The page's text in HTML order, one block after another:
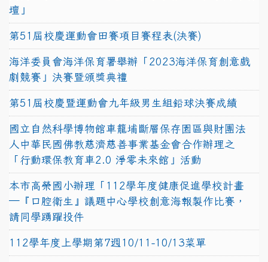
壇」
第51屆校慶運動會田賽項目賽程表(決賽)
海洋委員會海洋保育署舉辦「2023海洋保育創意戲
劇競賽」決賽暨頒獎典禮
第51屆校慶暨運動會九年級男生組鉛球決賽成績
國立自然科學博物館車籠埔斷層保存園區與財團法
人中華民國佛教慈濟慈善事業基金會合作辦理之
「行動環保教育車2.0 淨零未來館」活動
本市高榮國小辦理「112學年度健康促進學校計畫
─『口腔衛生』議題中心學校創意海報製作比賽，
請同學踴躍投件
112學年度上學期第7週10/11-10/13菜單